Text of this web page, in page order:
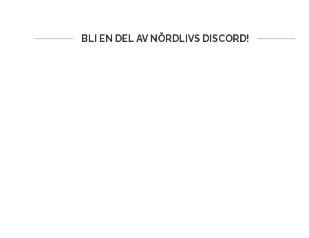
BLI EN DEL AV NÖRDLIVS DISCORD!